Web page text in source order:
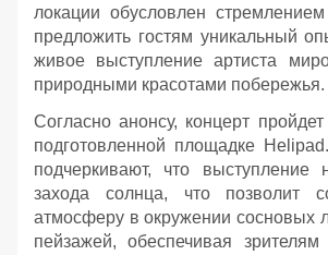
локации обусловлен стремлением
предложить гостям уникальный
живое выступление артиста
природными красотами побережья.
Согласно анонсу, концерт
подготовленной площадке
подчеркивают, что выступление
захода солнца, что позволит
атмосферу в окружении сосновых
пейзажей, обеспечивая